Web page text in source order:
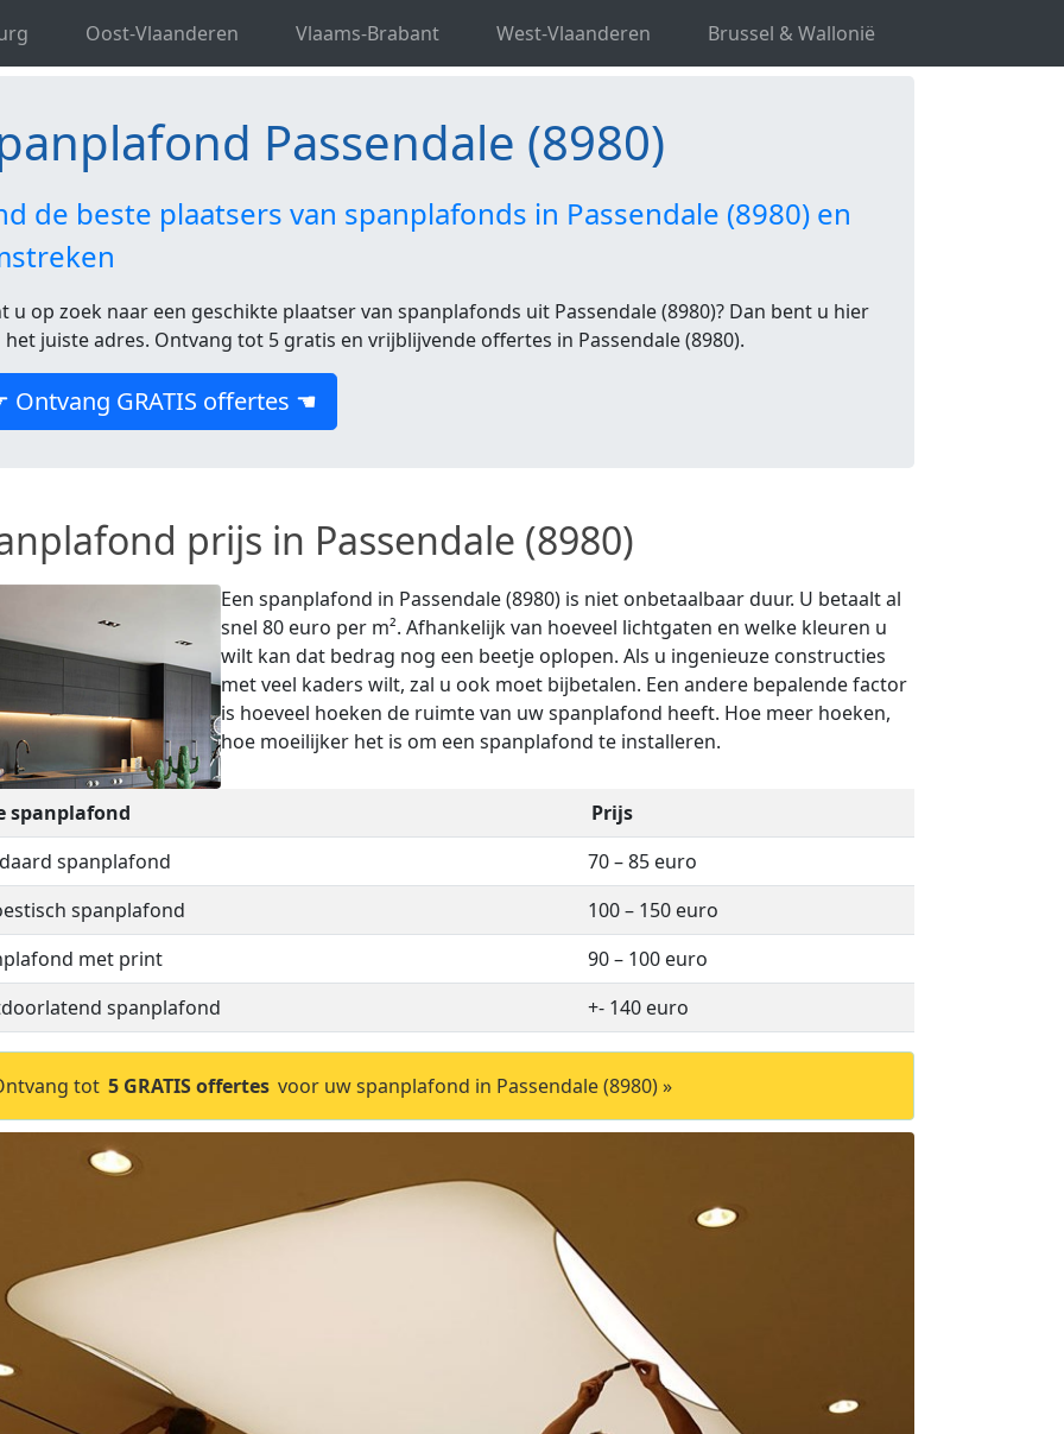
Oost-Vlaanderen Vlaams-Brabant West-Vlaanderen Brussel & Wallonië
Vlaanderen Spanplafond Passendale
Passendale (8980)
de beste plaatsers van spanplafonds in Passendale (8980) en
u op zoek naar een geschikte plaatser van spanplafonds uit Passendale (8980)? Dan bent u hier
het juiste adres. Ontvang tot 5 gratis en vrijblijvende offertes in Passendale (8980).
Ontvang GRATIS offertes ☚
prijs in Passendale (8980)
Een spanplafond in Passendale (8980) is niet onbetaalbaar duur. U betaalt al
snel 80 euro per m². Afhankelijk van hoeveel lichtgaten en welke kleuren u
wilt kan dat bedrag nog een beetje oplopen. Als u ingenieuze constructies
met veel kaders wilt, zal u ook moet bijbetalen. Een andere bepalende factor
is hoeveel hoeken de ruimte van uw spanplafond heeft. Hoe meer hoeken,
hoe moeilijker het is om een spanplafond te installeren.
spanplafond
Prijs
spanplafond
70 – 85 euro
spanplafond
100 – 150 euro
met print
90 – 100 euro
spanplafond
+- 140 euro
tot 5 GRATIS offertes voor uw spanplafond in Passendale (8980) »